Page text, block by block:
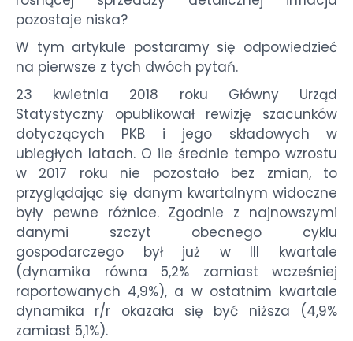
pozostaje niska?
W tym artykule postaramy się odpowiedzieć
na pierwsze z tych dwóch pytań.
23 kwietnia 2018 roku Główny Urząd
Statystyczny opublikował rewizję szacunków
dotyczących PKB i jego składowych w
ubiegłych latach. O ile średnie tempo wzrostu
w 2017 roku nie pozostało bez zmian, to
przyglądając się danym kwartalnym widoczne
były pewne różnice. Zgodnie z najnowszymi
danymi szczyt obecnego cyklu
gospodarczego był już w III kwartale
(dynamika równa 5,2% zamiast wcześniej
raportowanych 4,9%), a w ostatnim kwartale
dynamika r/r okazała się być niższa (4,9%
zamiast 5,1%).